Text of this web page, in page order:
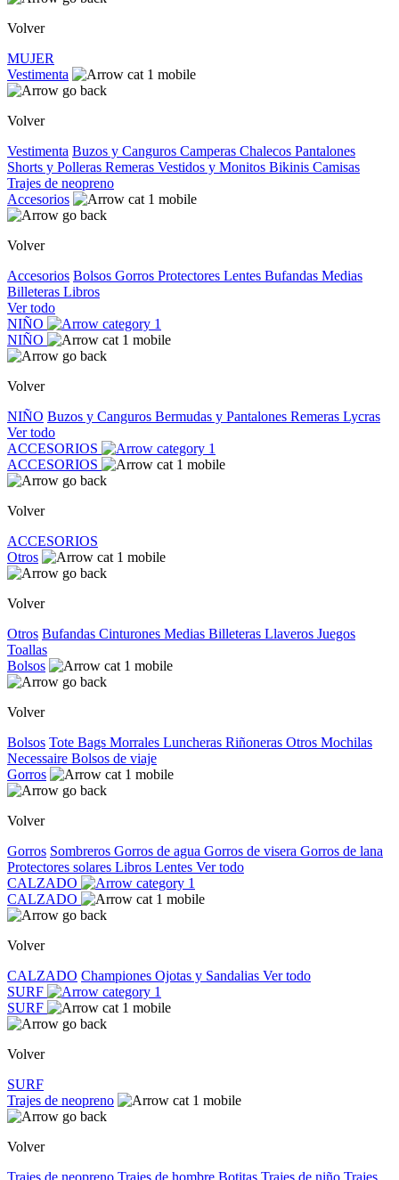
Volver
MUJER
Vestimenta
Volver
Vestimenta Buzos y Canguros Camperas Chalecos Pantalones
Shorts y Polleras Remeras Vestidos y Monitos Bikinis Camisas
Trajes de neopreno
Accesorios
Volver
Accesorios Bolsos Gorros Protectores Lentes Bufandas Medias
Billeteras Libros
Ver todo
NIÑO
NIÑO
Volver
NIÑO Buzos y Canguros Bermudas y Pantalones Remeras Lycras
Ver todo
ACCESORIOS
ACCESORIOS
Volver
ACCESORIOS
Otros
Volver
Otros Bufandas Cinturones Medias Billeteras Llaveros Juegos
Toallas
Bolsos
Volver
Bolsos Tote Bags Morrales Luncheras Riñoneras Otros Mochilas
Necessaire Bolsos de viaje
Gorros
Volver
Gorros Sombreros Gorros de agua Gorros de visera Gorros de lana
Protectores solares Libros Lentes Ver todo
CALZADO
CALZADO
Volver
CALZADO Championes Ojotas y Sandalias Ver todo
SURF
SURF
Volver
SURF
Trajes de neopreno
Volver
Trajes de neopreno Trajes de hombre Botitas Trajes de niño Trajes